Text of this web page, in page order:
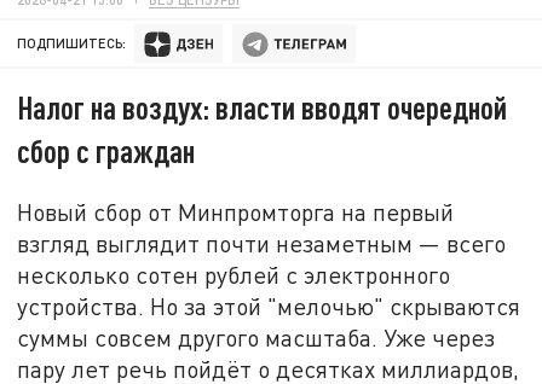
ПОДПИШИТЕСЬ:
Налог на воздух: власти вводят очередной
сбор с граждан
Новый сбор от Минпромторга на первый
взгляд выглядит почти незаметным — всего
несколько сотен рублей с электронного
устройства. Но за этой "мелочью" скрываются
суммы совсем другого масштаба. Уже через
пару лет речь пойдёт о десятках миллиардов,